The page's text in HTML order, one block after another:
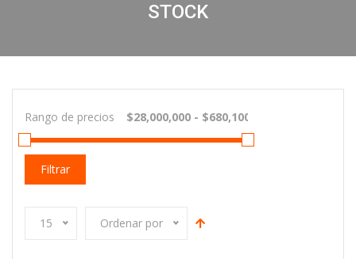
STOCK
Rango de precios
Filtrar
15 Ordenar por